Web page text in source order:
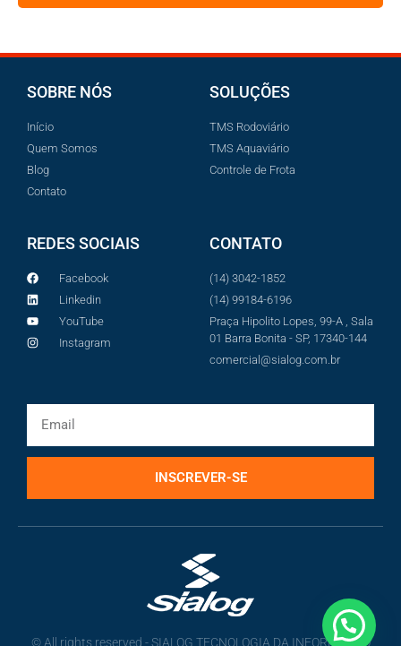
SOBRE NÓS
Início
Quem Somos
Blog
Contato
SOLUÇÕES
TMS Rodoviário
TMS Aquaviário
Controle de Frota
REDES SOCIAIS
Facebook
Linkedin
YouTube
Instagram
CONTATO
(14) 3042-1852
(14) 99184-6196
Praça Hipolito Lopes, 99-A , Sala
01 Barra Bonita - SP, 17340-144
comercial@sialog.com.br
INSCREVER-SE
© All rights reserved - SIALOG TECNOLOGIA DA INFORMAÇÃO